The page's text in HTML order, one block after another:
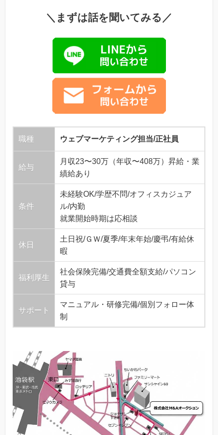
＼まずは話を聞いてみる／
職種 ウェブマーケティング担当/正社員
給与
月収23〜30万（年収〜408万）昇給・業
績給あり
条件
未経験OK/学歴不問/オフィスカジュア
ル/内勤
就業開始時期は応相談
休日
土日祝/ＧＷ/夏季/年末年始/慶弔/有給休
暇
福利厚生
社会保険完備/交通費全額支給/パソコン
貸与
サポート
マニュアル・研修完備/個別フォロー体
制